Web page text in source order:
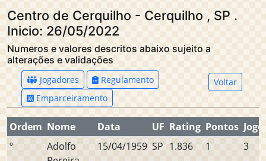
Centro de Cerquilho - Cerquilho , SP .
Inicio: 26/05/2022
Numeros e valores descritos abaixo sujeito a
alterações e validações
Jogadores
Regulamento
Emparceiramento
Voltar
Ordem Nome Data UF Rating Pontos
º
Adolfo
15/04/1959 SP 1.836 1 3